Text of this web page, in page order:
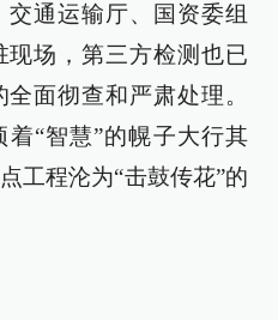
通运输厅、国资委组
现场，第三方检测也已
面彻查和严肃处理。
“智慧”的幌子大行其
工程沦为“击鼓传花”的